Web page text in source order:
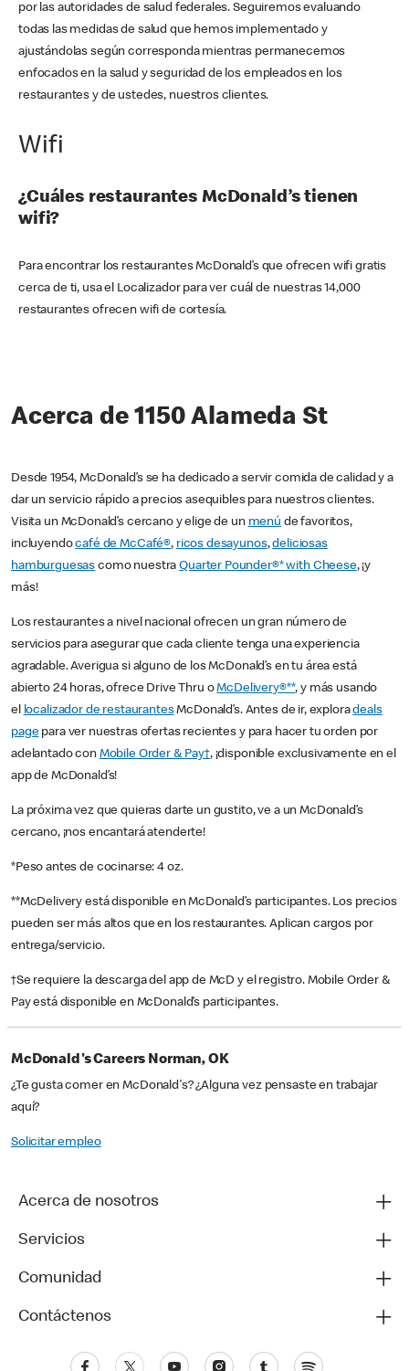
por las autoridades de salud federales. Seguiremos evaluando
todas las medidas de salud que hemos implementado y
ajustándolas según corresponda mientras permanecemos
enfocados en la salud y seguridad de los empleados en los
restaurantes y de ustedes, nuestros clientes.
Wifi
¿Cuáles restaurantes McDonald’s tienen
wifi?
Para encontrar los restaurantes McDonald’s que ofrecen wifi gratis
cerca de ti, usa el Localizador para ver cuál de nuestras 14,000
restaurantes ofrecen wifi de cortesía.
Acerca de 1150 Alameda St
Desde 1954, McDonald’s se ha dedicado a servir comida de calidad y a
dar un servicio rápido a precios asequibles para nuestros clientes.
Visita un McDonald’s cercano y elige de un menú de favoritos,
incluyendocafé de McCafé®, ricos desayunos,deliciosas
hamburguesas como nuestraQuarter Pounder®* with Cheese, ¡y
más!
Los restaurantes a nivel nacional ofrecen un gran número de
servicios para asegurar que cada cliente tenga una experiencia
agradable. Averigua si alguno de los McDonald’s en tu área está
abierto 24 horas, ofrece Drive Thru oMcDelivery®**, y más usando
el localizador de restaurantesMcDonald’s. Antes de ir, exploradeals
pagepara ver nuestras ofertas recientes y para hacer tu orden por
adelantado con Mobile Order & Pay†, ¡disponible exclusivamente en el
app de McDonald’s!
La próxima vez que quieras darte un gustito, ve a un McDonald’s
cercano, ¡nos encantará atenderte!
*Peso antes de cocinarse: 4 oz.
**McDelivery está disponible en McDonald’s participantes. Los precios
pueden ser más altos que en los restaurantes. Aplican cargos por
entrega/servicio.
†Se requiere la descarga del app de McD y el registro. Mobile Order &
Pay está disponible en McDonald’s participantes.
McDonald's Careers Norman, OK
¿Te gusta comer en McDonald's? ¿Alguna vez pensaste en trabajar
aquí?
Solicitar empleo
Acerca de nosotros
Servicios
Comunidad
Contáctenos